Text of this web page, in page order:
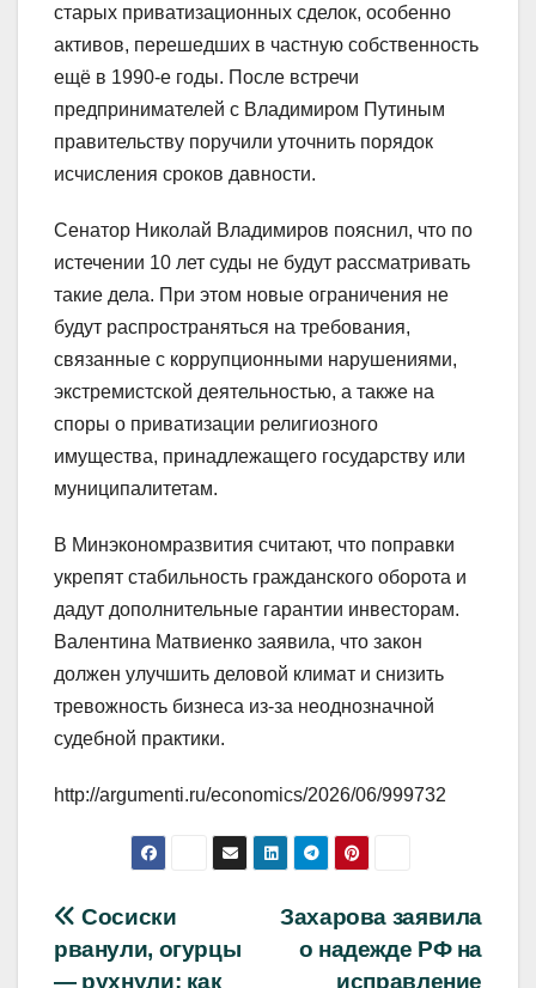
старых приватизационных сделок, особенно
активов, перешедших в частную собственность
ещё в 1990-е годы. После встречи
предпринимателей с Владимиром Путиным
правительству поручили уточнить порядок
исчисления сроков давности.
Сенатор Николай Владимиров пояснил, что по
истечении 10 лет суды не будут рассматривать
такие дела. При этом новые ограничения не
будут распространяться на требования,
связанные с коррупционными нарушениями,
экстремистской деятельностью, а также на
споры о приватизации религиозного
имущества, принадлежащего государству или
муниципалитетам.
В Минэкономразвития считают, что поправки
укрепят стабильность гражданского оборота и
дадут дополнительные гарантии инвесторам.
Валентина Матвиенко заявила, что закон
должен улучшить деловой климат и снизить
тревожность бизнеса из-за неоднозначной
судебной практики.
http://argumenti.ru/economics/2026/06/999732
Навигация
по
Захарова заявила
о надежде РФ на
исправление
Сосиски
рванули, огурцы
— рухнули: как